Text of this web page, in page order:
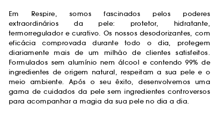
Em Respire, somos fascinados pelos poderes
extraordinários da pele: protetor, hidratante,
termorregulador e curativo. Os nossos desodorizantes, com
eficácia comprovada durante todo o dia, protegem
diariamente mais de um milhão de clientes satisfeitos.
Formulados sem alumínio nem álcool e contendo 99% de
ingredientes de origem natural, respeitam a sua pele e o
meio ambiente. Após o seu êxito, desenvolvemos uma
gama de cuidados da pele sem ingredientes controversos
para acompanhar a magia da sua pele no dia a dia.